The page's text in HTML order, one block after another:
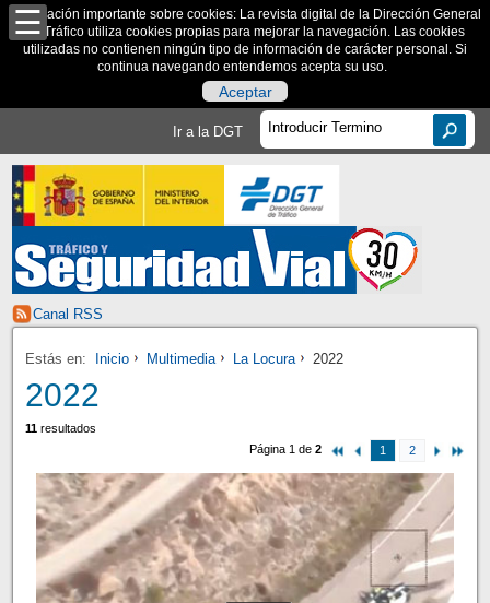
Información importante sobre cookies: La revista digital de la Dirección General
de Tráfico utiliza cookies propias para mejorar la navegación. Las cookies
utilizadas no contienen ningún tipo de información de carácter personal. Si
continua navegando entendemos acepta su uso.
Aceptar
Ir a la DGT
Canal RSS
Estás en: Inicio Multimedia La Locura 2022
2022
11resultados
Página 1 de2 1 2